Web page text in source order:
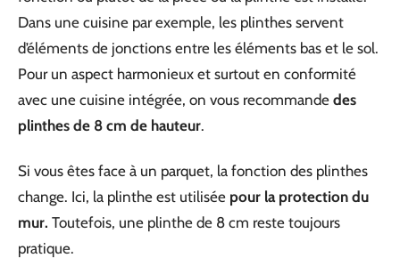
Dans une cuisine par exemple, les plinthes servent
d’éléments de jonctions entre les éléments bas et le sol.
Pour un aspect harmonieux et surtout en conformité
avec une cuisine intégrée, on vous recommande des
plinthes de 8 cm de hauteur.
Si vous êtes face à un parquet, la fonction des plinthes
change. Ici, la plinthe est utilisée pour la protection du
mur. Toutefois, une plinthe de 8 cm reste toujours
pratique.